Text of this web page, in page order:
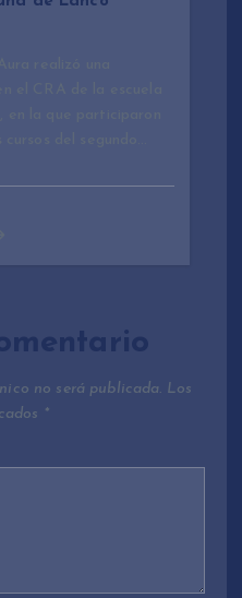
no será publicada. Los
*